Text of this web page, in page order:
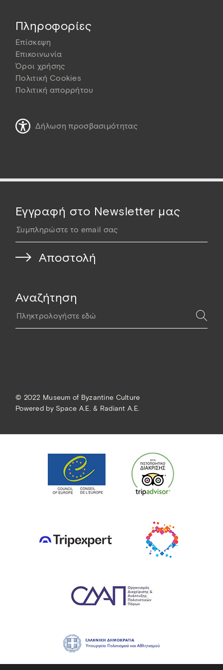
Πληροφορίες
Επίσκεψη
Επικοινωνία
Όροι χρήσης
Πολιτική Cookies
Πολιτική απορρήτου
Δήλωση προσβασιμότητας
Εγγραφή στο Newsletter μας
Αναζήτηση
© 2022 Museum of Byzantine Culture
Powered by Space A.E. & Radiant A.E.